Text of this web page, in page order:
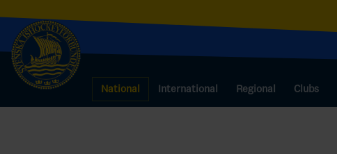
National International Regional Clubs